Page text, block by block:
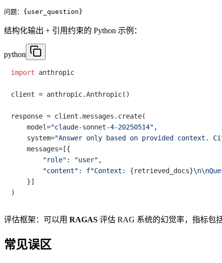
结构化输出 + 引用约束的 Python 示例：
python
import anthropic
client = anthropic.Anthropic()
response = client.messages.create(
    model=
"claude-sonnet-4-20250514" ,
    system=
"Answer only based on provided context.
    messages=[{
"role" : "user" ,
"content" : f"Context: {retrieved_docs}
    }]
评估框架：可以用 RAGAS 评估 RAG 系统的幻觉率，指标包
常见误区